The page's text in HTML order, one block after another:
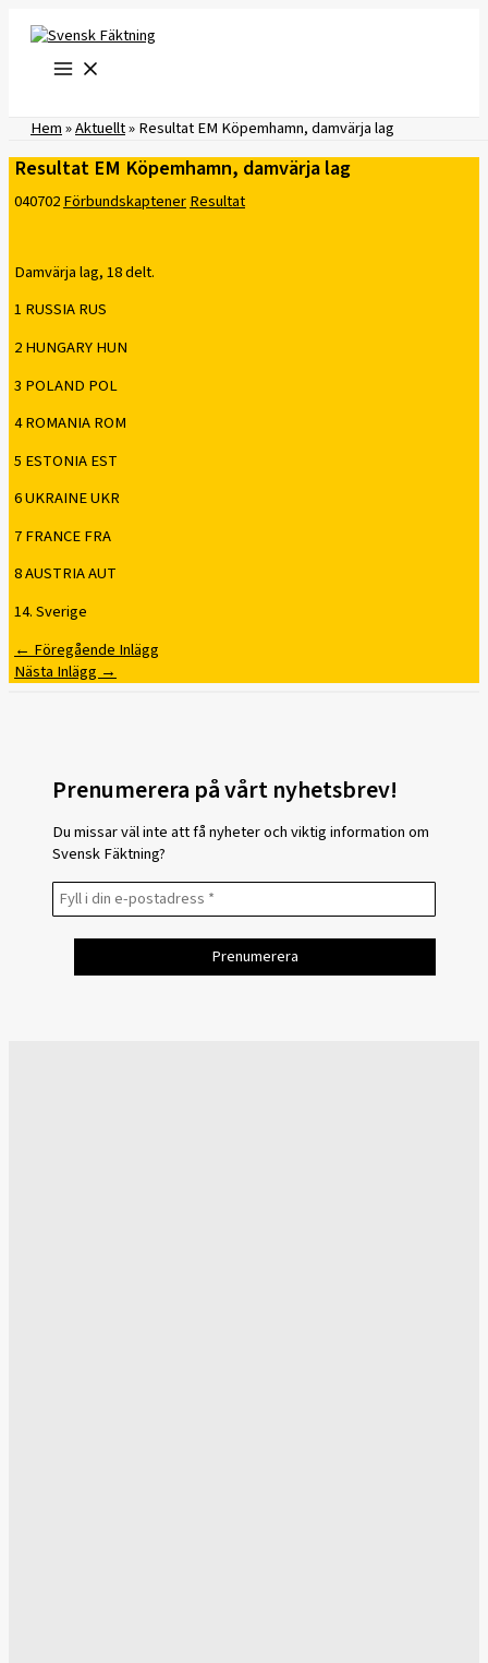
innehåll
Hem»Aktuellt»Resultat EM Köpemhamn, damvärja lag
Resultat EM Köpemhamn, damvärja lag
040702FörbundskaptenerResultat
Damvärja lag, 18 delt.
1 RUSSIA RUS
2 HUNGARY HUN
3 POLAND POL
4 ROMANIA ROM
5 ESTONIA EST
6 UKRAINE UKR
7 FRANCE FRA
8 AUSTRIA AUT
14. Sverige
← Föregående Inlägg
Nästa Inlägg →
Prenumerera på vårt nyhetsbrev!
Du missar väl inte att få nyheter och viktig information om
Svensk Fäktning?